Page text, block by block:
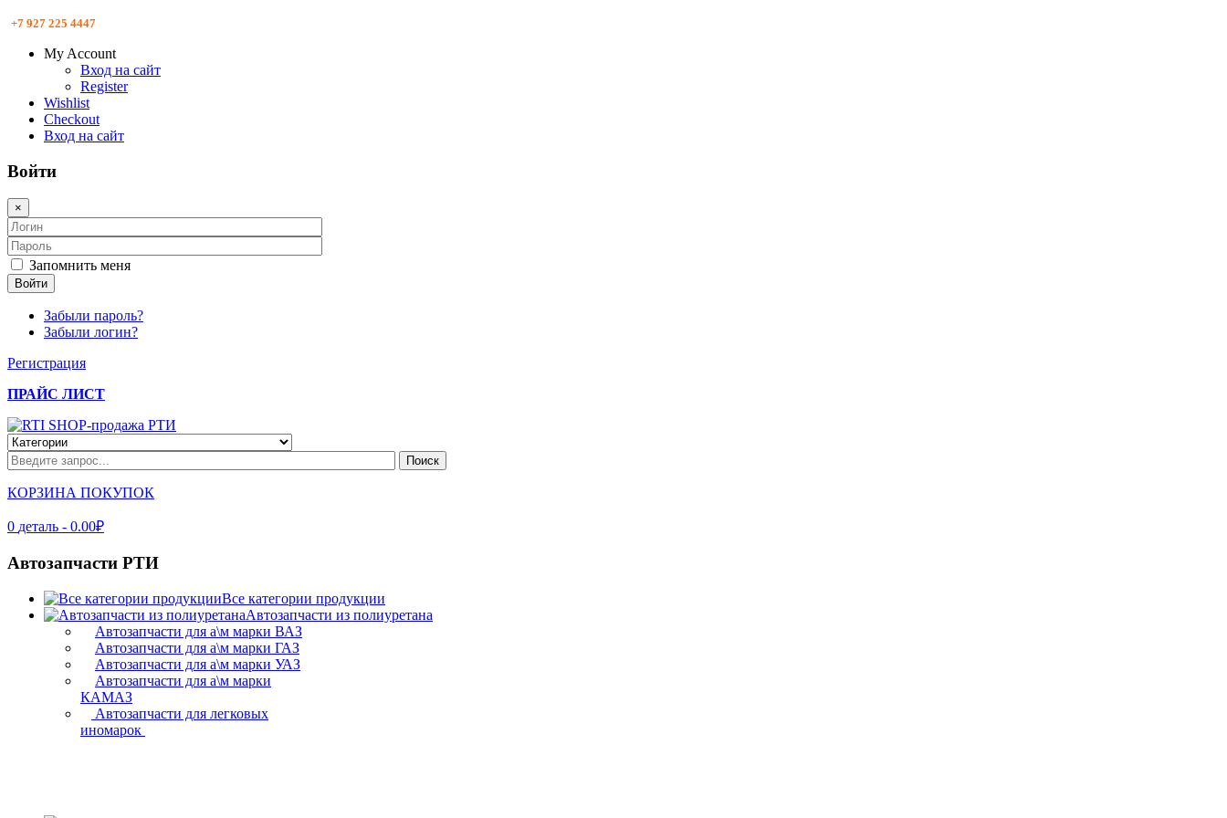
+7 927 225 4447
My Account
Вход на сайт
Register
Wishlist
Checkout
Вход на сайт
Войти
×
Запомнить меня
Войти
Забыли пароль?
Забыли логин?
Регистрация
ПРАЙС ЛИСТ
Поиск
КОРЗИНА ПОКУПОК
0 деталь - 0.00₽
Автозапчасти РТИ
Все категории продукции
Автозапчасти из полиуретана
Автозапчасти для а\м марки ВАЗ
Автозапчасти для а\м марки ГАЗ
Автозапчасти для а\м марки УАЗ
Автозапчасти для а\м марки
КАМАЗ
Автозапчасти для легковых
иномарок